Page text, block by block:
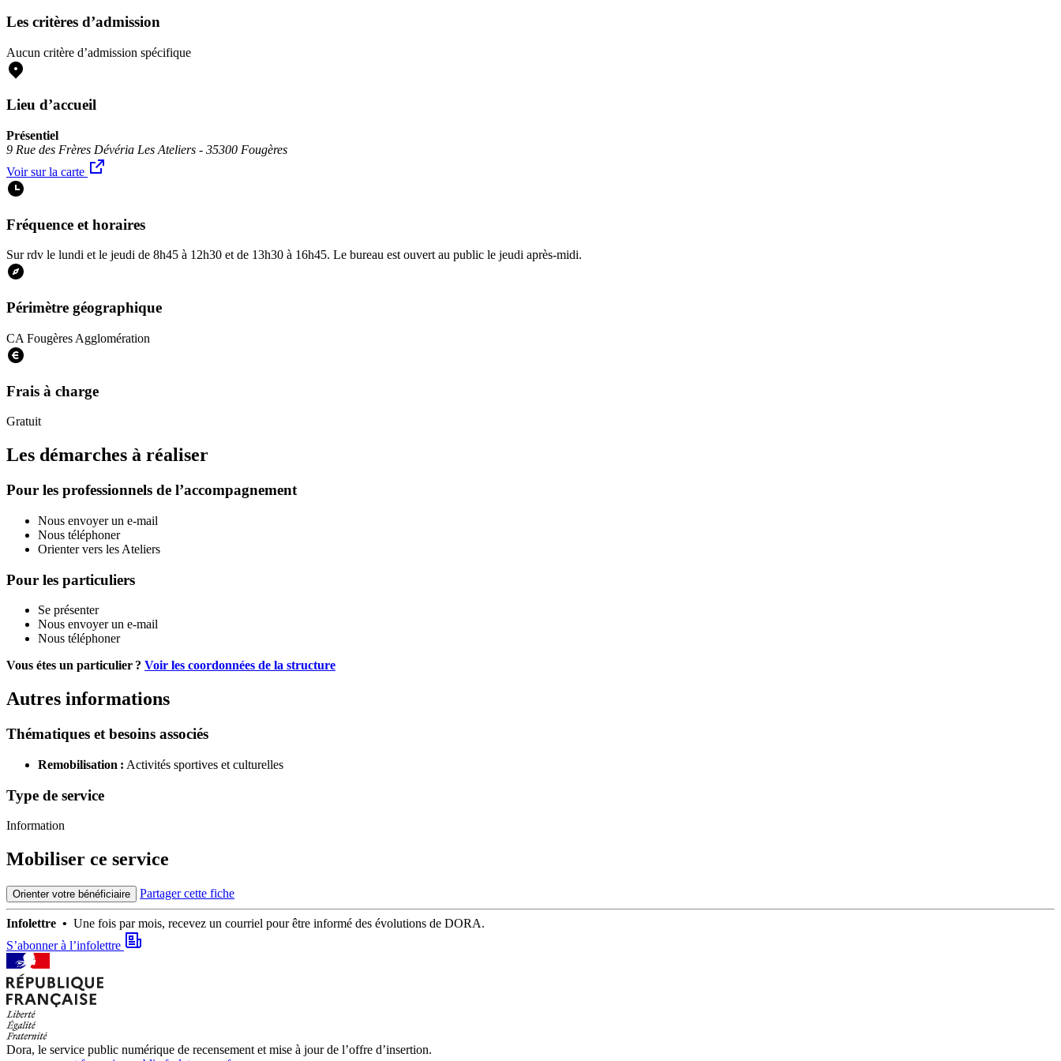
Les critères d’admission
Aucun critère d’admission spécifique
Lieu d’accueil
Présentiel
9 Rue des Frères Dévéria Les Ateliers - 35300 Fougères
Voir sur la carte
Fréquence et horaires
Sur rdv le lundi et le jeudi de 8h45 à 12h30 et de 13h30 à 16h45. Le bureau est ouvert au public le jeudi après-midi.
Périmètre géographique
CA Fougères Agglomération
Frais à charge
Gratuit
Les démarches à réaliser
Pour les professionnels de l’accompagnement
Nous envoyer un e-mail
Nous téléphoner
Orienter vers les Ateliers
Pour les particuliers
Se présenter
Nous envoyer un e-mail
Nous téléphoner
Vous étes un particulier ? Voir les coordonnées de la structure
Autres informations
Thématiques et besoins associés
Remobilisation : Activités sportives et culturelles
Type de service
Information
Mobiliser ce service
Orienter votre bénéficiaire Partager cette fiche
Infolettre • Une fois par mois, recevez un courriel pour être informé des évolutions de DORA.
S’abonner à l’infolettre
Dora, le service public numérique de recensement et mise à jour de l’offre d’insertion.